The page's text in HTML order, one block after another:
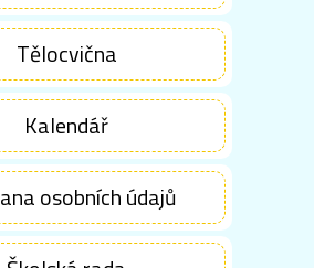
Tělocvična
Kalendář
osobních údajů